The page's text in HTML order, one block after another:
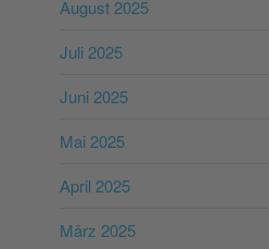
August 2025
Juli 2025
Juni 2025
Mai 2025
April 2025
März 2025